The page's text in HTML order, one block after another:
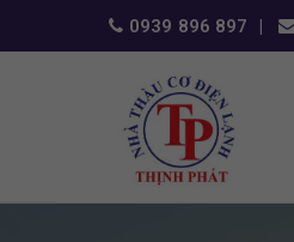
0939 896 897